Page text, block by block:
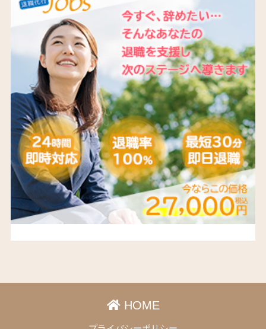
HOME